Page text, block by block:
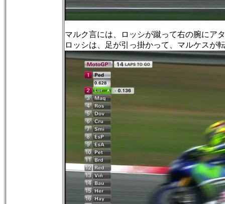
マルク言には、ロッシが蹴って右の腕にア
ロッシは、足が引っ掛かって、マルケスが